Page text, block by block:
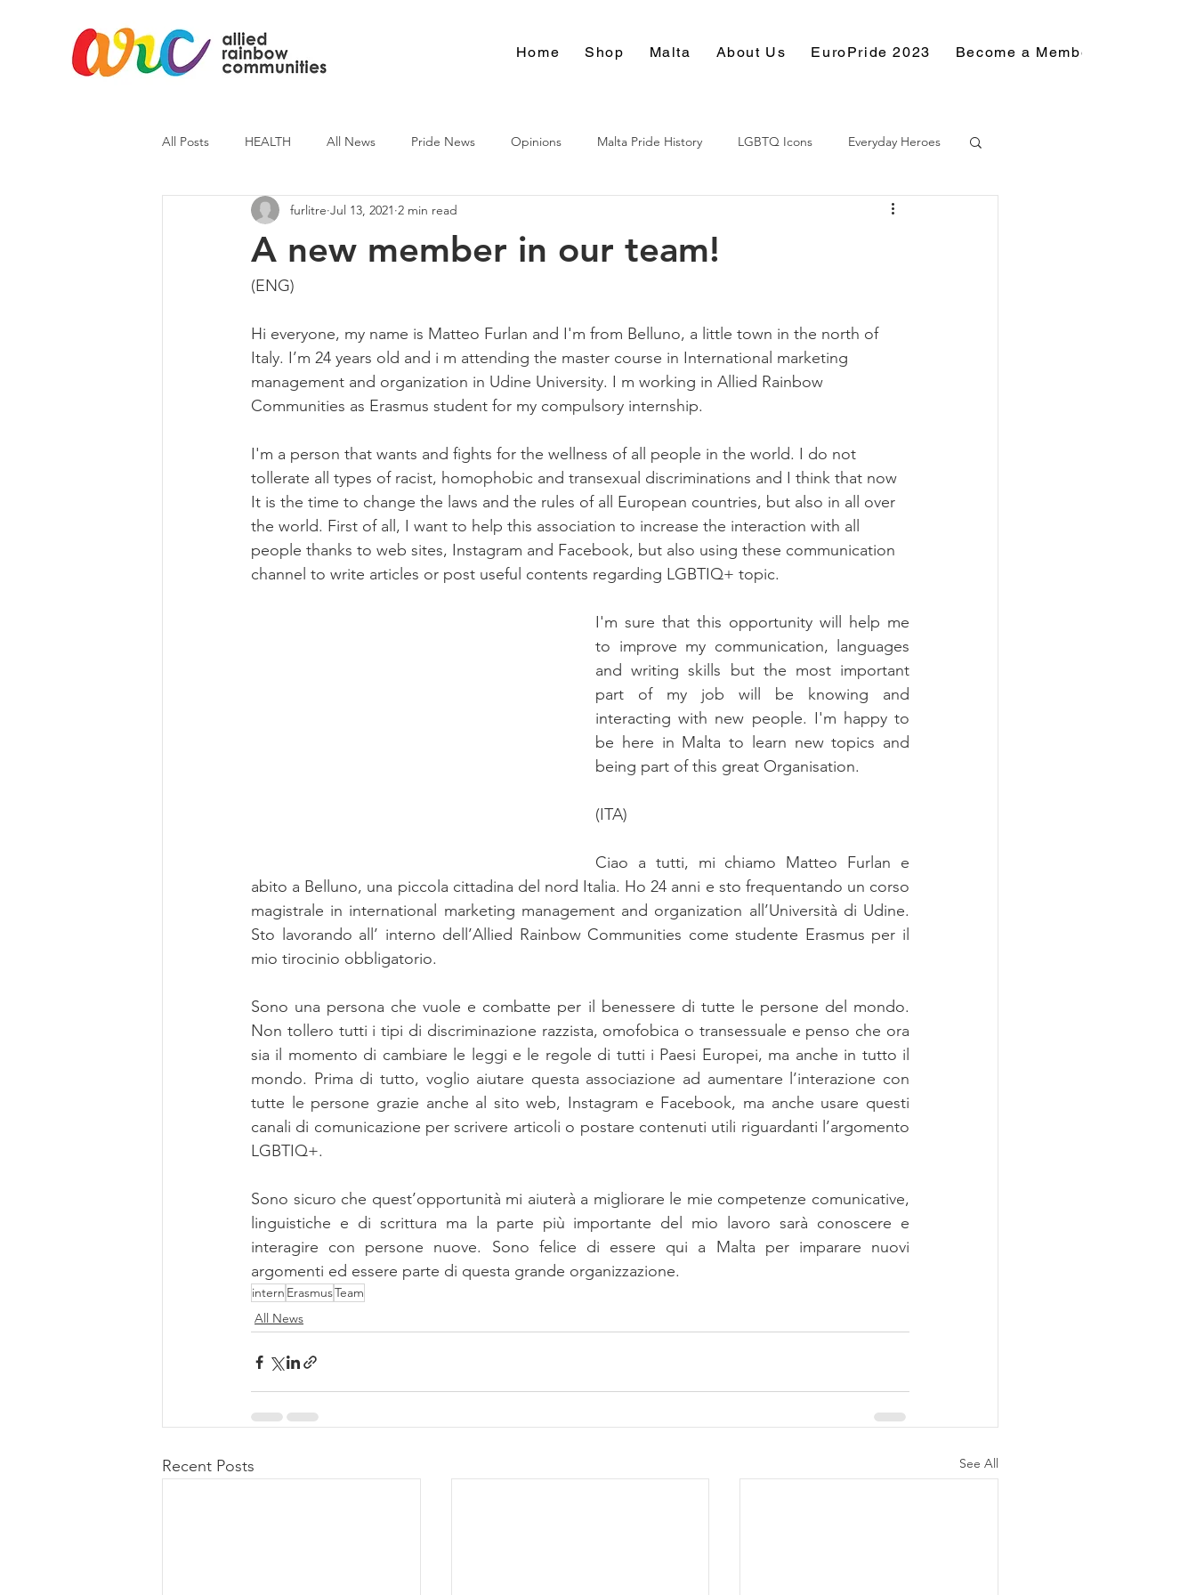
Home Shop Malta About Us EuroPride 2023 Become a Member
All Posts HEALTH All News Pride News Opinions Malta Pride History LGBTQ Icons Everyday Heroes
ARC News Current Affairs Culture
A new member in our team!
furlitre Jul 13, 2021 2 min read
(ENG)
Hi everyone, my name is Matteo Furlan and I'm from Belluno, a little town in the north of
Italy. I’m 24 years old and i m attending the master course in International marketing
management and organization in Udine University. I m working in Allied Rainbow
Communities as Erasmus student for my compulsory internship.
I'm a person that wants and fights for the wellness of all people in the world. I do not
tollerate all types of racist, homophobic and transexual discriminations and I think that now
It is the time to change the laws and the rules of all European countries, but also in all over
the world. First of all, I want to help this association to increase the interaction with all
people thanks to web sites, Instagram and Facebook, but also using these communication
channel to write articles or post useful contents regarding LGBTIQ+ topic.
I'm sure that this opportunity will help me
to improve my communication, languages
and writing skills but the most important
part of my job will be knowing and
interacting with new people. I'm happy to
be here in Malta to learn new topics and
being part of this great Organisation.
(ITA)
Ciao a tutti, mi chiamo Matteo Furlan e
abito a Belluno, una piccola cittadina del nord Italia. Ho 24 anni e sto frequentando un corso
magistrale in international marketing management and organization all’Università di Udine.
Sto lavorando all’ interno dell’Allied Rainbow Communities come studente Erasmus per il
mio tirocinio obbligatorio.
Sono una persona che vuole e combatte per il benessere di tutte le persone del mondo.
Non tollero tutti i tipi di discriminazione razzista, omofobica o transessuale e penso che ora
sia il momento di cambiare le leggi e le regole di tutti i Paesi Europei, ma anche in tutto il
mondo. Prima di tutto, voglio aiutare questa associazione ad aumentare l’interazione con
tutte le persone grazie anche al sito web, Instagram e Facebook, ma anche usare questi
canali di comunicazione per scrivere articoli o postare contenuti utili riguardanti l’argomento
LGBTIQ+.
Sono sicuro che quest’opportunità mi aiuterà a migliorare le mie competenze comunicative,
linguistiche e di scrittura ma la parte più importante del mio lavoro sarà conoscere e
interagire con persone nuove. Sono felice di essere qui a Malta per imparare nuovi
argomenti ed essere parte di questa grande organizzazione.
intern ErasmusTeam
All News
Recent Posts See All